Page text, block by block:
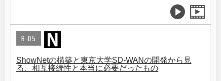
B-05
ShowNetの構築と東京大学SD-WANの開発から見
る、相互接続性と本当に必要だったもの